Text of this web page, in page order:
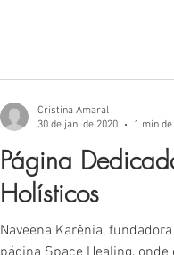
Página
Holísticos
Naveena Karênia,
Cristina Amaral
30 de jan. de 2020
1 min